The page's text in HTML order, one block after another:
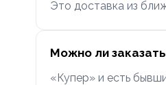
Это доставка из
Можно ли
«Купер» и есть